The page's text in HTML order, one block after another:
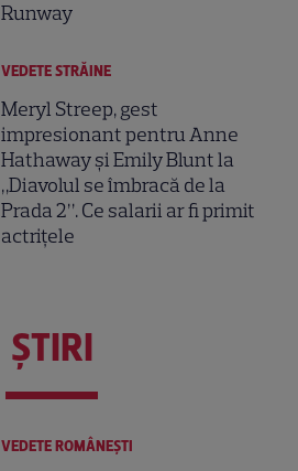
Runway
VEDETE STRĂINE
Meryl Streep, gest
impresionant pentru Anne
Hathaway și Emily Blunt la
„Diavolul se îmbracă de la
Prada 2”. Ce salarii ar fi primit
actrițele
ŞTIRI
VEDETE ROMÂNEŞTI